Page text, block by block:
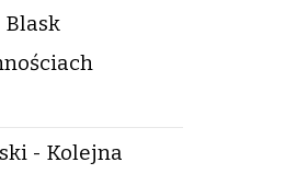
Blask
- Kolejna